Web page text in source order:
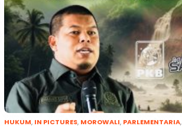
HUKUM, IN PICTURES, MOROWALI, PARLEMENTARIA,